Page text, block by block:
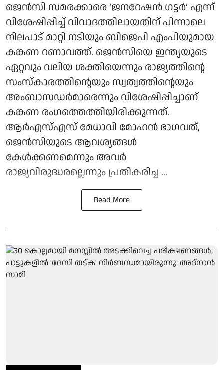
ജെൻസി സമരക്കാരെ ‘ജനറേഷൻ ഗട്ടർ’ എന്ന്
വിശേഷിപ്പിച്ച് വിവാദത്തിലായതിന് പിന്നാലെ
നിലപാട് മാറ്റി നടിയും ബിജെപി എംപിയുമായ
കങ്കണ റണാവത്ത്. ജെൻസിയെ ഇന്ത്യയുടെ
ഏറ്റവും വലിയ ശക്തിയെന്നും രാജ്യത്തിന്റെ
സംസ്കാരത്തിന്റെയും സ്വത്വത്തിന്റെയും
അംബാസഡർമാരെന്നും വിശേഷിപ്പിച്ചാണ്
കങ്കണ രംഗത്തെത്തിയിരിക്കുന്നത്.
ആർഎസ്എസ് മേധാവി മോഹൻ ഭാഗവത്,
ജെൻസിയുടെ ആവശ്യങ്ങൾ
കേൾക്കണമെന്നും അവർ
രാജ്യവിരുദ്ധരല്ലെന്നും പ്രതികരിച്ച ...
Read More